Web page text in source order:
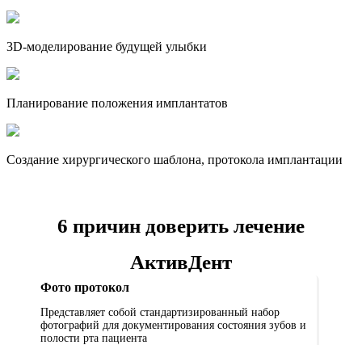
3D-моделирование будущей улыбки
Планирование положения имплантатов
Создание хирургического шаблона, протокола имплантации
6 причин доверить лечение
АктивДент
Фото протокол
Представляет собой стандартизированный набор
фотографий для документирования состояния зубов и
полости рта пациента